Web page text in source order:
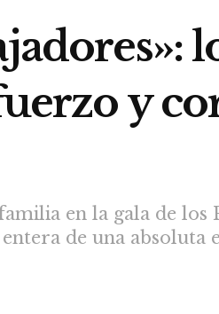
y
en la gala de los
de una absoluta